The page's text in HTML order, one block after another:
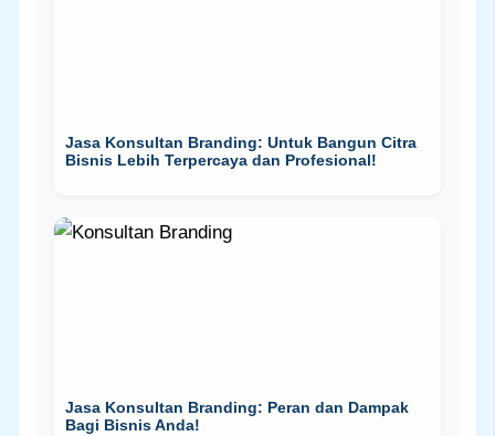
Jasa Konsultan Branding: Untuk Bangun Citra
Bisnis Lebih Terpercaya dan Profesional!
Jasa Konsultan Branding: Peran dan Dampak
Bagi Bisnis Anda!